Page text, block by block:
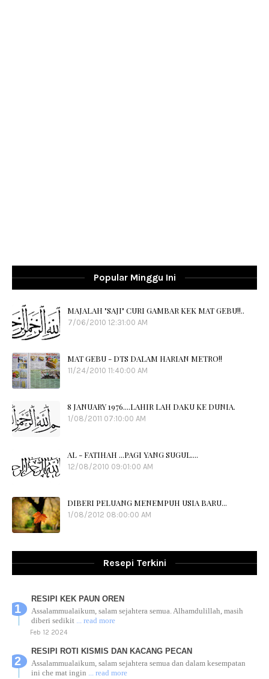
Popular Minggu Ini
MAJALAH "SAJI" CURI GAMBAR KEK MAT GEBU!!..
7/06/2010 12:31:00 AM
MAT GEBU - DTS DALAM HARIAN METRO!!
11/24/2010 11:40:00 AM
8 JANUARY 1976....LAHIR LAH DAKU KE DUNIA.
1/08/2011 07:10:00 AM
AL - FATIHAH ...PAGI YANG SUGUL....
12/08/2010 09:01:00 AM
DIBERI PELUANG MENEMPUH USIA BARU...
1/08/2012 08:00:00 AM
Resepi Terkini
RESIPI KEK PAUN OREN
Assalammualaikum, salam sejahtera semua. Alhamdulillah, masih
diberi sedikit
... read more
Feb 12 2024
RESIPI ROTI KISMIS DAN KACANG PECAN
Assalammualaikum, salam sejahtera semua dan dalam kesempatan
ini che mat ingin
... read more